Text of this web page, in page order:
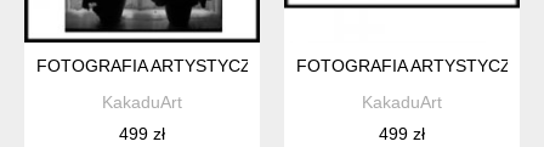
FOTOGRAFIA ARTYSTYCZNA 28F
KakaduArt
499 zł
FOTOGRAFIA ARTYSTYCZNA
KakaduArt
499 zł